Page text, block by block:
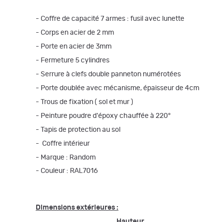
- Coffre de capacité 7 armes : fusil avec lunette
- Corps en acier de 2 mm
- Porte en acier de 3mm
- Fermeture 5 cylindres
- Serrure à clefs double panneton numérotées
- Porte doublée avec mécanisme, épaisseur de 4cm
- Trous de fixation ( sol et mur )
- Peinture poudre d'époxy chauffée à 220°
- Tapis de protection au sol
- Coffre intérieur
- Marque : Random
- Couleur : RAL7016
Dimensions extérieures :